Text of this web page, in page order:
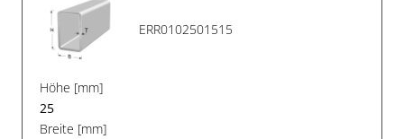
ERR0102501515
Höhe [mm]
25
Breite [mm]